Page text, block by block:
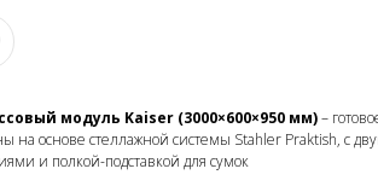
модуль Kaiser (3000×600×950 мм)–
на основе стеллажной системы Stahler Praktish, с
и полкой-подставкой для сумок